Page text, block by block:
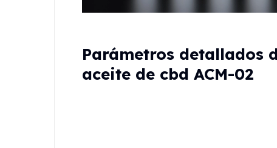
Parámetros detallados
aceite de cbd ACM-02